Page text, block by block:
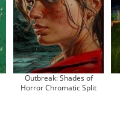
Outbreak: Shades of
Horror Chromatic Split